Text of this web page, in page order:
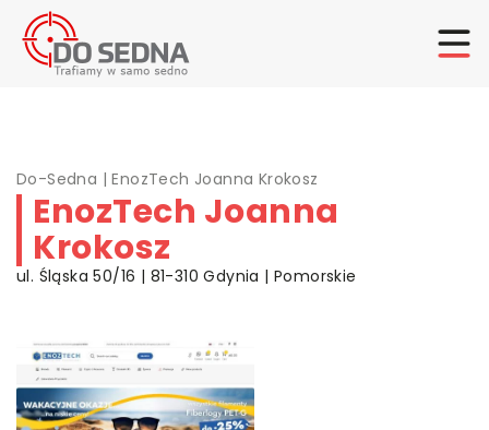
Do-Sedna |EnozTech Joanna Krokosz
EnozTech Joanna
Krokosz
ul. Śląska 50/16 | 81-310 Gdynia | Pomorskie